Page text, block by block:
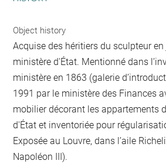
Object history
Acquise des héritiers du sculpteur
ministère d'État. Mentionné dans
ministère en 1863 (galerie
1991 par le ministère des Finances
mobilier décorant les appartements
d'État et inventoriée pour
Exposée au Louvre, dans l’aile
Napoléon III).